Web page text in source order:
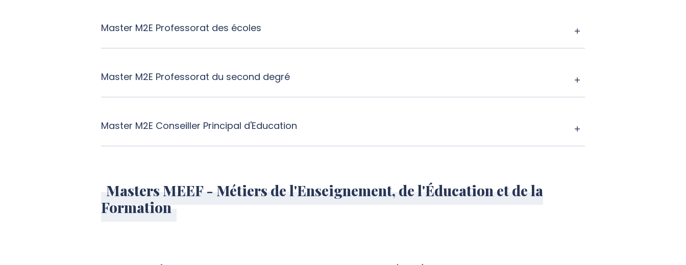
Master M2E Professorat des écoles
Master M2E Professorat du second degré
Master M2E Conseiller Principal d'Education
Masters MEEF - Métiers de l'Enseignement, de l'Éducation et de la
Formation